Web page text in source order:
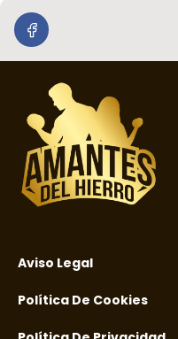
Aviso Legal
Política De Cookies